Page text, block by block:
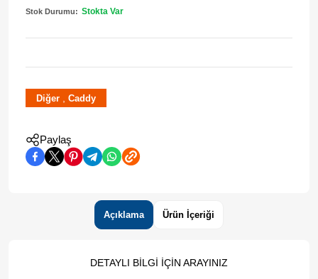
Stok Durumu: Stokta Var
Diğer , Caddy
Paylaş
Açıklama Ürün İçeriği
DETAYLI BİLGİ İÇİN ARAYINIZ